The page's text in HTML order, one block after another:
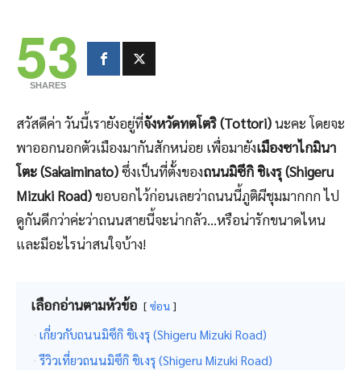
53
SHARES
สวัสดีค่า วันนี้เรายังอยู่ที่จังหวัดทตโตริ (Tottori)นะคะ โดยจะ
พาออกนอกตัวเมืองมากันสักหน่อย เพื่อมายังเมืองซาไกมินา
โตะ (Sakaiminato)ซึ่งเป็นที่ตั้งของถนนมิซึกิ ชิเงรุ (Shigeru
Mizuki Road)ขอบอกไว้ก่อนเลยว่าถนนนี้ภูติผีชุมมากกก ไป
ดูกันดีกว่าค่ะว่าถนนสายนี้จะน่ากลัว…หรือน่ารักขนาดไหน
และมีอะไรน่าสนใจบ้าง!
เลือกอ่านตามหัวข้อ ซ่อน
เกี่ยวกับถนนมิซึกิ ชิเงรุ (Shigeru Mizuki Road)
รีวิวเที่ยวถนนมิซึกิ ชิเงรุ (Shigeru Mizuki Road)